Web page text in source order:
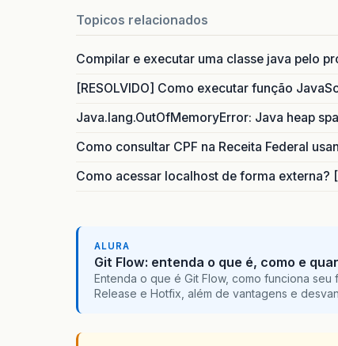
Topicos relacionados
Compilar e executar uma classe java pelo
[RESOLVIDO] Como executar função
Java.lang.OutOfMemoryError: Java heap
Como consultar CPF na Receita Federal
Como acessar localhost de forma externa?
ALURA
Git Flow: entenda o que é, como e
Entenda o que é Git Flow, como funciona
Release e Hotfix, além de vantagens e